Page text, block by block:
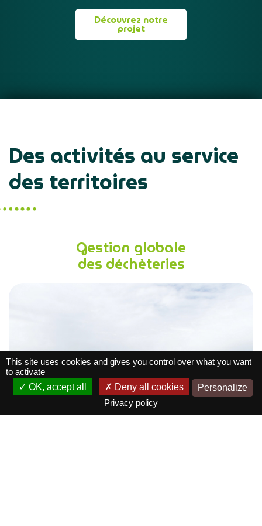
Découvrez notre
projet
Des activités au service
des territoires
Gestion globale
des déchèteries
This site uses cookies and gives you control over what you want
to activate
OK, accept all
Deny all cookies
Personalize
Privacy policy